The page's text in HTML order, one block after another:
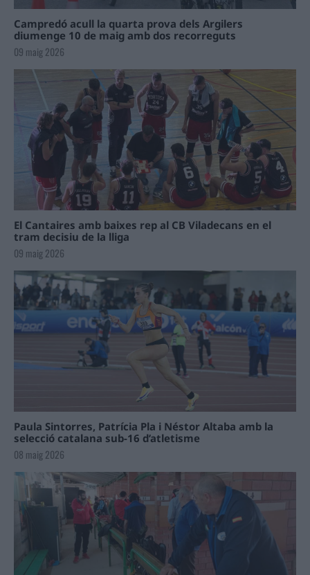
Campredó acull la quarta prova dels Argilers
diumenge 10 de maig amb dos recorreguts
09 maig 2026
El Cantaires amb baixes rep al CB Viladecans en el
tram decisiu de la lliga
09 maig 2026
Paula Sintorres, Patrícia Pla i Néstor Altaba amb la
selecció catalana sub-16 d’atletisme
08 maig 2026